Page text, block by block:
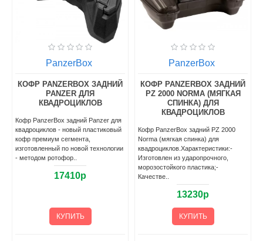
PanzerBox
КОФР PANZERBOX ЗАДНИЙ
PANZER ДЛЯ
КВАДРОЦИКЛОВ
Кофр PanzerBox задний Panzer для
квадроциклов - новый пластиковый
кофр премиум сегмента,
изготовленный по новой технологии
- методом ротофор..
17410р
КУПИТЬ
PanzerBox
КОФР PANZERBOX ЗАДНИЙ
PZ 2000 NORMA (МЯГКАЯ
СПИНКА) ДЛЯ
КВАДРОЦИКЛОВ
Кофр PanzerBox задний PZ 2000
Norma (мягкая спинка) для
квадроциклов.Характеристики: -
Изготовлен из ударопрочного,
морозостойкого пластика;-
Качестве..
13230р
КУПИТЬ